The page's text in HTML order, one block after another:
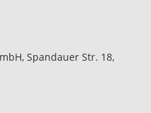
Spandauer Str. 18,